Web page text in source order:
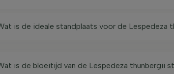
is de ideale standplaats voor de Lespedeza
is de bloeitijd van de Lespedeza thunbergii